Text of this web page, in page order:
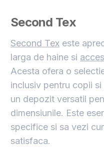
Second Tex
Second Tex este
larga de haine si
Acesta ofera o
inclusiv pentru copii
un depozit versatil
dimensiunile. Este
specifice si sa vezi
satisfaca.